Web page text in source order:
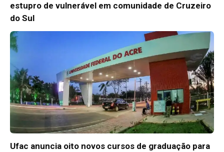
estupro de vulnerável em comunidade de Cruzeiro
do Sul
Ufac anuncia oito novos cursos de graduação para